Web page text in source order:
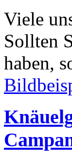
Viele
Sollten
haben,